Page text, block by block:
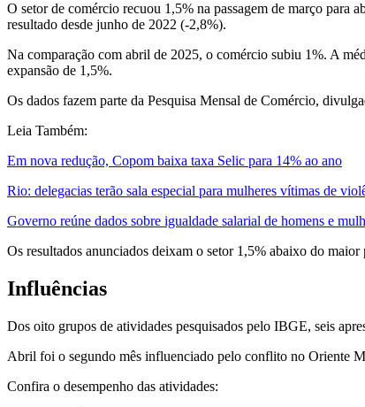
O setor de comércio recuou 1,5% na passagem de março para
resultado desde junho de 2022 (-2,8%).
Na comparação com abril de 2025, o comércio subiu 1%. A
expansão de 1,5%.
Os dados fazem parte da Pesquisa Mensal de Comércio,
Leia Também:
Em nova redução, Copom baixa taxa Selic para 14% ao ano
Rio: delegacias terão sala especial para mulheres vítimas de
Governo reúne dados sobre igualdade salarial de homens e
Os resultados anunciados deixam o setor 1,5% abaixo do
Influências
Dos oito grupos de atividades pesquisados pelo IBGE, seis
Abril foi o segundo mês influenciado pelo conflito no Oriente
Confira o desempenho das atividades: